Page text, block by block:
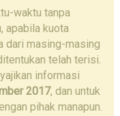
waktu tanpa
apabila kuota
dari masing-masing
telah terisi.
informasi
2017, dan untuk
pihak manapun.